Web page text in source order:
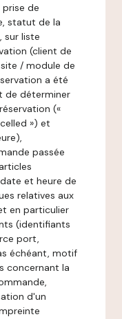
de
statut de la
sur liste
(client de
/ module de
a été
de déterminer
(«
») et
passée
et heure de
relatives aux
en particulier
(identifiants
port,
échéant, motif
concernant la
d'un